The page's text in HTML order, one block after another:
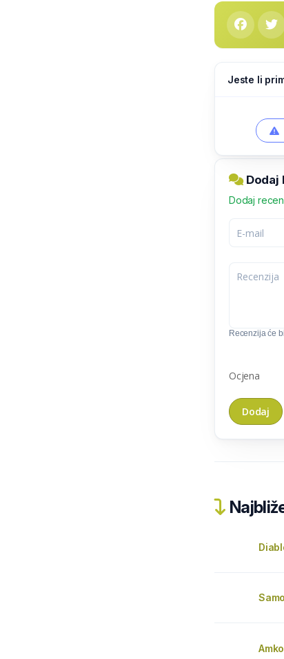
Jeste li
Dodaj
Dodaj
Recenzija će
Ocjena
Amko